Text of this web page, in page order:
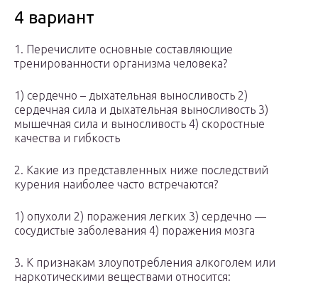
4 вариант
1. Перечислите основные составляющие
тренированности организма человека?
1) сердечно – дыхательная выносливость 2)
сердечная сила и дыхательная выносливость 3)
мышечная сила и выносливость 4) скоростные
качества и гибкость
2. Какие из представленных ниже последствий
курения наиболее часто встречаются?
1) опухоли 2) поражения легких 3) сердечно —
сосудистые заболевания 4) поражения мозга
3. К признакам злоупотребления алкоголем или
наркотическими веществами относится: